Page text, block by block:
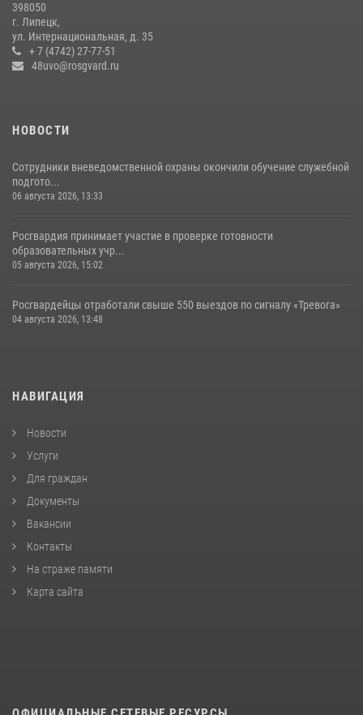
398050
г. Липецк,
ул. Интернациональная, д. 35
+ 7 (4742) 27-77-51
48uvo@rosgvard.ru
НОВОСТИ
Сотрудники вневедомственной охраны окончили обучение служебной
подгото...
06 августа 2026, 13:33
Росгвардия принимает участие в проверке готовности
образовательных учр...
05 августа 2026, 15:02
Росгвардейцы отработали свыше 550 выездов по сигналу «Тревога»
04 августа 2026, 13:48
НАВИГАЦИЯ
Новости
Услуги
Для граждан
Документы
Вакансии
Контакты
На страже памяти
Карта сайта